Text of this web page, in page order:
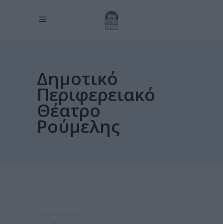
Δημοτικό
Περιφερειακό
Θέατρο
Ρούμελης